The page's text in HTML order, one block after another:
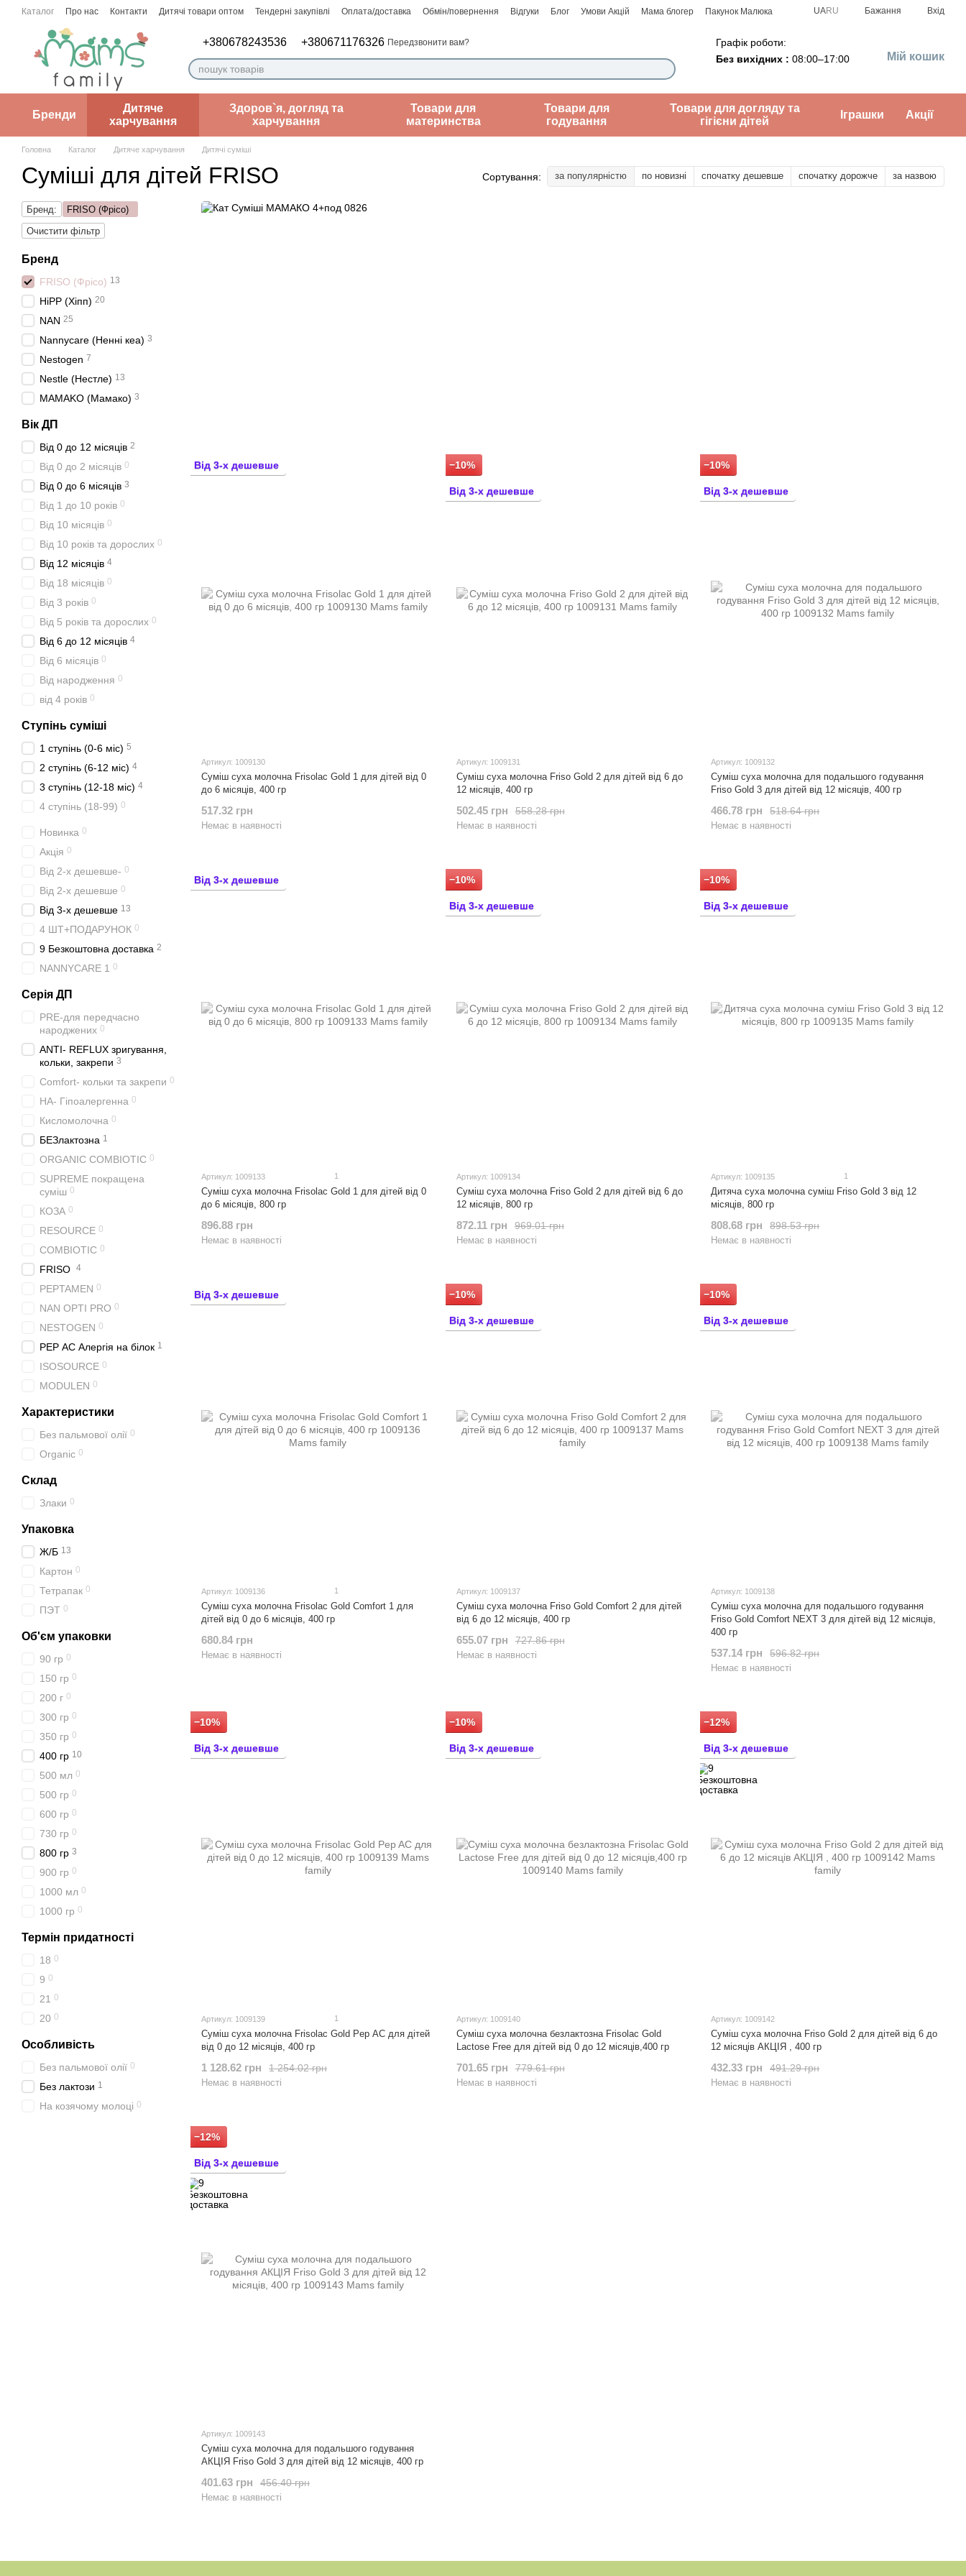
Перейти до основного контенту
Каталог Про нас Контакти Дитячі товари оптом Тендерні закупівлі Оплата/доставка Обмін/повернення Відгуки Блог Умови Акцій Мама блогер
Пакунок Малюка
UARU Бажання Вхід
+380678243536 +380671176326 Передзвонити вам?
Графік роботи:
Без вихідних : 08:00–17:00 Мій кошик
Бренди
Дитяче
харчування
Здоров`я, догляд та
харчування
Товари для
материнства
Товари для
годування
Товари для догляду та
гігієни дітей
Іграшки Акції
Головна Каталог Дитяче харчування Дитячі суміші
Суміші для дітей FRISO Сортування: за популярністю по новизні спочатку дешевше спочатку дорожче за назвою
Від 3-х дешевше
Артикул: 1009130
Суміш суха молочна Frisolac Gold 1 для дітей від 0
до 6 місяців, 400 гр
517.32 грн
Немає в наявності
−10%
Від 3-х дешевше
Артикул: 1009131
Суміш суха молочна Friso Gold 2 для дітей від 6 до
12 місяців, 400 гр
558.28 грн
502.45 грн
Немає в наявності
−10%
Від 3-х дешевше
Артикул: 1009132
Суміш суха молочна для подальшого годування
Friso Gold 3 для дітей від 12 місяців, 400 гр
518.64 грн
466.78 грн
Немає в наявності
Від 3-х дешевше
Артикул: 1009133 1
Суміш суха молочна Frisolac Gold 1 для дітей від 0
до 6 місяців, 800 гр
896.88 грн
Немає в наявності
−10%
Від 3-х дешевше
Артикул: 1009134
Суміш суха молочна Friso Gold 2 для дітей від 6 до
12 місяців, 800 гр
969.01 грн
872.11 грн
Немає в наявності
−10%
Від 3-х дешевше
Артикул: 1009135 1
Дитяча суха молочна суміш Friso Gold 3 від 12
місяців, 800 гр
898.53 грн
808.68 грн
Немає в наявності
Від 3-х дешевше
Артикул: 1009136 1
Суміш суха молочна Frisolac Gold Comfort 1 для
дітей від 0 до 6 місяців, 400 гр
680.84 грн
Немає в наявності
−10%
Від 3-х дешевше
Артикул: 1009137
Суміш суха молочна Friso Gold Comfort 2 для дітей
від 6 до 12 місяців, 400 гр
727.86 грн
655.07 грн
Немає в наявності
−10%
Від 3-х дешевше
Артикул: 1009138
Суміш суха молочна для подальшого годування
Friso Gold Comfort NEXT 3 для дітей від 12 місяців,
400 гр
596.82 грн
537.14 грн
Немає в наявності
−10%
Від 3-х дешевше
Артикул: 1009139 1
Суміш суха молочна Frisolac Gold Pep AC для дітей
від 0 до 12 місяців, 400 гр
1 254.02 грн
1 128.62 грн
Немає в наявності
−10%
Від 3-х дешевше
Артикул: 1009140
Суміш суха молочна безлактозна Frisolac Gold
Lactose Free для дітей від 0 до 12 місяців,400 гр
779.61 грн
701.65 грн
Немає в наявності
−12%
Від 3-х дешевше
Артикул: 1009142
Суміш суха молочна Friso Gold 2 для дітей від 6 до
12 місяців АКЦІЯ , 400 гр
491.29 грн
432.33 грн
Немає в наявності
−12%
Від 3-х дешевше
Артикул: 1009143
Суміш суха молочна для подальшого годування
АКЦІЯ Friso Gold 3 для дітей від 12 місяців, 400 гр
456.40 грн
401.63 грн
Немає в наявності
Бренд:
FRISO (Фрісо)
Очистити фільтр
Бренд
FRISO (Фрісо) 13
HiPP (Хіпп) 20
NAN 25
Nannycare (Ненні кеа) 3
Nestogen 7
Nestle (Нестле) 13
МAMAKO (Мамако) 3
Вік ДП
Від 0 до 12 місяців 2
Від 0 до 2 місяців 0
Від 0 до 6 місяців 3
Від 1 до 10 років 0
Від 10 місяців 0
Від 10 років та дорослих 0
Від 12 місяців 4
Від 18 місяців 0
Від 3 років 0
Від 5 років та дорослих 0
Від 6 до 12 місяців 4
Від 6 місяців 0
Від народження 0
від 4 років 0
Ступінь суміші
1 ступінь (0-6 міс) 5
2 ступінь (6-12 міс) 4
3 ступінь (12-18 міс) 4
4 ступінь (18-99) 0
Новинка 0
Акція 0
Від 2-х дешевше- 0
Від 2-х дешевше 0
Від 3-х дешевше 13
4 ШТ+ПОДАРУНОК 0
9 Безкоштовна доставка 2
NANNYCARE 1 0
Серія ДП
PRE-для передчасно
народжених 0
ANTI- REFLUX зригування,
кольки, закрепи 3
Comfort- кольки та закрепи 0
НА- Гіпоалергенна 0
Кисломолочна 0
БЕЗлактозна 1
ORGANIC COMBIOTIC 0
SUPREME покращена
суміш 0
КОЗА 0
RESOURCE 0
COMBIOTIC 0
FRISO 4
PEPTAMEN 0
NAN OPTI PRO 0
NESTOGEN 0
PEP АС Алергія на білок 1
ISOSOURCE 0
MODULEN 0
Характеристики
Без пальмової олії 0
Organic 0
Склад
Злаки 0
Упаковка
Ж/Б 13
Картон 0
Тетрапак 0
ПЭТ 0
Об'єм упаковки
90 гр 0
150 гр 0
200 г 0
300 гр 0
350 гр 0
400 гр 10
500 мл 0
500 гр 0
600 гр 0
730 гр 0
800 гр 3
900 гр 0
1000 мл 0
1000 гр 0
Термін придатності
18 0
9 0
21 0
20 0
Особливість
Без пальмової олії 0
Без лактози 1
На козячому молоці 0